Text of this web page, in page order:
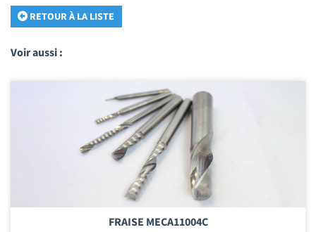
RETOUR À LA LISTE
Voir aussi :
FRAISE MECA11004C